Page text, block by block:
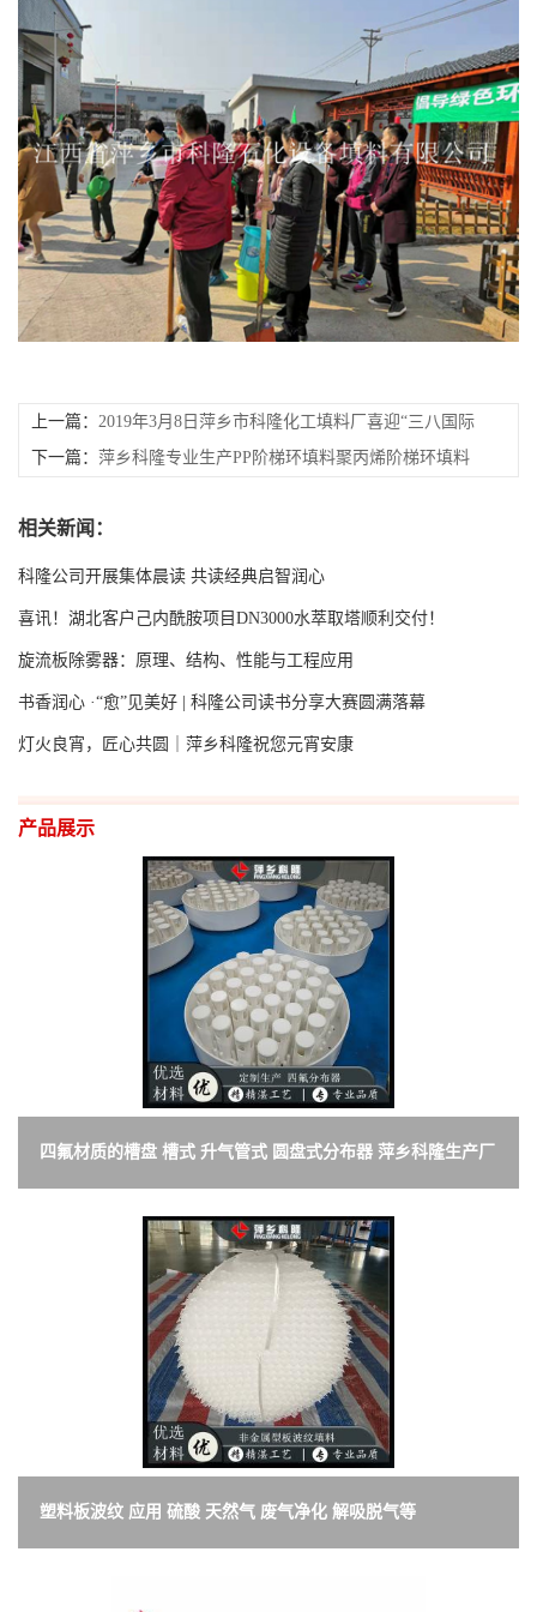
上一篇： 2019年3月8日萍乡市科隆化工填料厂喜迎“三八国际
妇女节”
下一篇： 萍乡科隆专业生产PP阶梯环填料聚丙烯阶梯环填料
相关新闻：
科隆公司开展集体晨读 共读经典启智润心
喜讯！湖北客户己内酰胺项目DN3000水萃取塔顺利交付！
旋流板除雾器：原理、结构、性能与工程应用
书香润心 ·“愈”见美好 | 科隆公司读书分享大赛圆满落幕
灯火良宵，匠心共圆｜萍乡科隆祝您元宵安康
产品展示
四氟材质的槽盘 槽式 升气管式 圆盘式分布器 萍乡科隆生产厂
家
塑料板波纹 应用 硫酸 天然气 废气净化 解吸脱气等